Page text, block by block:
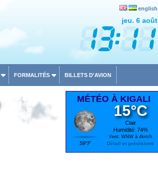
english
jeu. 6 août
FORMALITÉS BILLETS D'AVION
MÉTÉO À KIGALI
59°F
15°C
Clair
Humidité: 74%
Vent: WNW à 4km/h
Détail et prévisions